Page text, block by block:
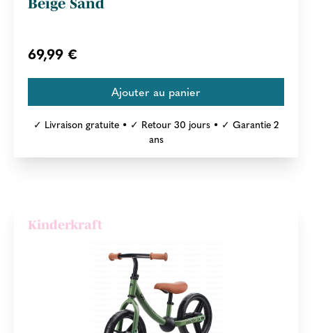
Beige Sand
69,99 €
✓ Livraison gratuite • ✓ Retour 30 jours • ✓ Garantie 2
ans
Kinderkraft